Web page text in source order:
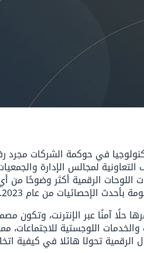
في حوكمة الشركات مجرد
لمجالس الإدارة
اللوحات الرقمية أكثر وضوحًا
الإحصائيات من عام 2023.
حلًا آمنًا عبر الإنترنت،
والخدمات اللوجستية
الرقمية تحولا هائلا في كيفية